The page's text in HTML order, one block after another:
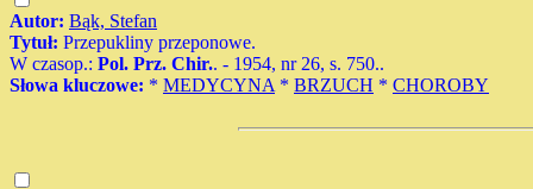
Autor: Bąk, Stefan
Tytuł: Przepukliny przeponowe.
W czasop.: Pol. Prz. Chir.. - 1954, nr 26, s. 750..
Słowa kluczowe: * MEDYCYNA * BRZUCH * CHOROBY